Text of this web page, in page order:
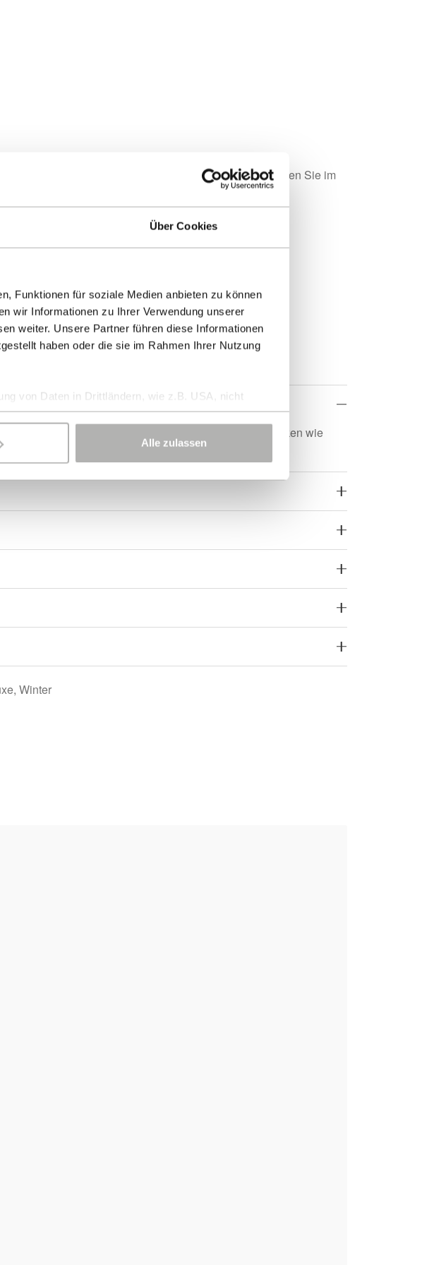
Über Cookies
Funktionen für soziale Medien anbieten zu können
wir Informationen zu Ihrer Verwendung unserer
weiter. Unsere Partner führen diese Informationen
haben oder die sie im Rahmen Ihrer Nutzung
von Daten in Drittländern, wie z.B. USA, nicht
Alle zulassen
erhältlich. Preis auf Anfrage. Ihre Wünsche können Sie im
von natürlicher Eleganz. Die gelben Achatscheiben wirken wie
der Natur.
,Winter